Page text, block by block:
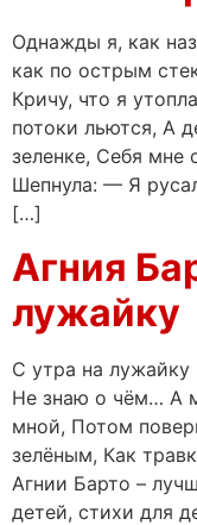
Однажды я, как
как по острым
Кричу, что я
потоки льются, А
зеленке, Себя мне
Шепнула: — Я
[…]
Агния
лужайку
С утра на лужайку
Не знаю о чём… А
мной, Потом
зелёным, Как
Агнии Барто –
детей, стихи для